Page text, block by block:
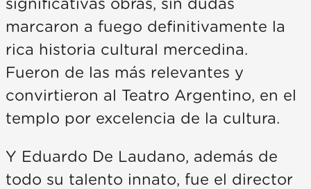
significativas obras, sin dudas
marcaron a fuego definitivamente la
rica historia cultural mercedina.
Fueron de las más relevantes y
convirtieron al Teatro Argentino, en el
templo por excelencia de la cultura.
Y Eduardo De Laudano, además de
todo su talento innato, fue el director